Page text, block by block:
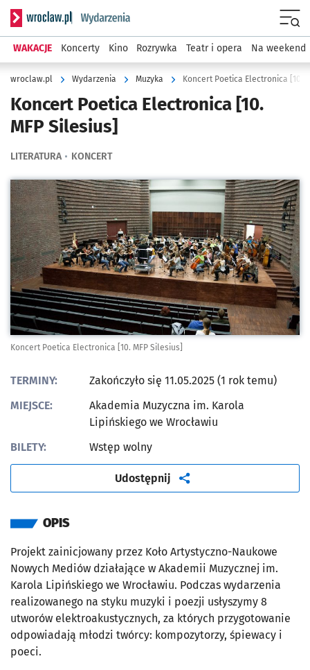
Serwis informacyjny wroclaw.pl podserwis: Wydarzenia
WAKACJE Koncerty Kino Rozrywka Teatr i opera Na weekend
wroclaw.pl Wydarzenia Muzyka Koncert Poetica Electronica [10.
Koncert Poetica Electronica [10.
MFP Silesius]
LITERATURA KONCERT
Kliknij, aby powiększyć
Koncert Poetica Electronica [10. MFP Silesius]
TERMINY:
Zakończyło się 11.05.2025 (1 rok temu)
MIEJSCE:
Akademia Muzyczna im. Karola
Lipińskiego we Wrocławiu
BILETY:
Wstęp wolny
Udostępnij artykuł
OPIS
Projekt zainicjowany przez Koło Artystyczno-Naukowe
Nowych Mediów działające w Akademii Muzycznej im.
Karola Lipińskiego we Wrocławiu. Podczas wydarzenia
realizowanego na styku muzyki i poezji usłyszymy 8
utworów elektroakustycznych, za których przygotowanie
odpowiadają młodzi twórcy: kompozytorzy, śpiewacy i
poeci.